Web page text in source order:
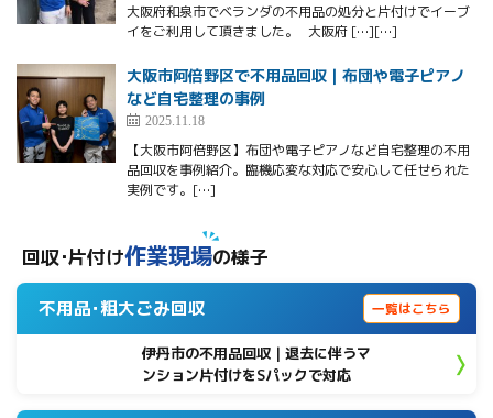
大阪府和泉市でベランダの不用品の処分と片付けでイーブ
イをご利用して頂きました。 大阪府 […][…]
大阪市阿倍野区で不用品回収｜布団や電子ピアノ
など自宅整理の事例
2025.11.18
【大阪市阿倍野区】布団や電子ピアノなど自宅整理の不用
品回収を事例紹介。臨機応変な対応で安心して任せられた
実例です。[…]
回収･片付け作業現場の様子
不用品･粗大ごみ回収 一覧はこちら
伊丹市の不用品回収｜退去に伴うマ
ンション片付けをSパックで対応